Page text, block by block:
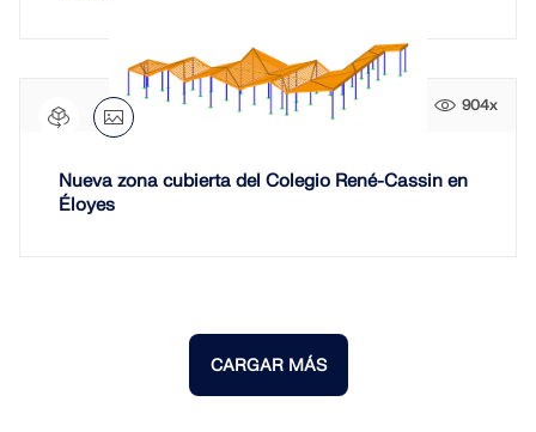
904x
Nueva zona cubierta del Colegio René-Cassin en
Éloyes
CARGAR MÁS